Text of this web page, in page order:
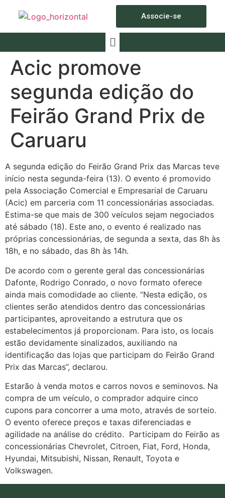
Associe-se
Acic promove
segunda edição do
Feirão Grand Prix de
Caruaru
A segunda edição do Feirão Grand Prix das Marcas teve
início nesta segunda-feira (13). O evento é promovido
pela Associação Comercial e Empresarial de Caruaru
(Acic) em parceria com 11 concessionárias associadas.
Estima-se que mais de 300 veículos sejam negociados
até sábado (18). Este ano, o evento é realizado nas
próprias concessionárias, de segunda a sexta, das 8h às
18h, e no sábado, das 8h às 14h.
De acordo com o gerente geral das concessionárias
Dafonte, Rodrigo Conrado, o novo formato oferece
ainda mais comodidade ao cliente. “Nesta edição, os
clientes serão atendidos dentro das concessionárias
participantes, aproveitando a estrutura que os
estabelecimentos já proporcionam. Para isto, os locais
estão devidamente sinalizados, auxiliando na
identificação das lojas que participam do Feirão Grand
Prix das Marcas”, declarou.
Estarão à venda motos e carros novos e seminovos. Na
compra de um veículo, o comprador adquire cinco
cupons para concorrer a uma moto, através de sorteio.
O evento oferece preços e taxas diferenciadas e
agilidade na análise do crédito. Participam do Feirão as
concessionárias Chevrolet, Citroen, Fiat, Ford, Honda,
Hyundai, Mitsubishi, Nissan, Renault, Toyota e
Volkswagen.